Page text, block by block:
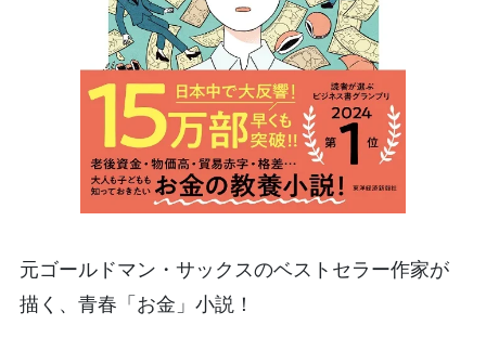
元ゴールドマン・サックスのベストセラー作家が
描く、青春「お金」小説！